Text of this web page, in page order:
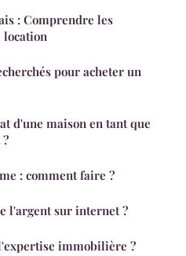
: Comprendre les
location
pour acheter un
d'une maison en tant que
: comment faire ?
l'argent sur internet ?
immobilière ?